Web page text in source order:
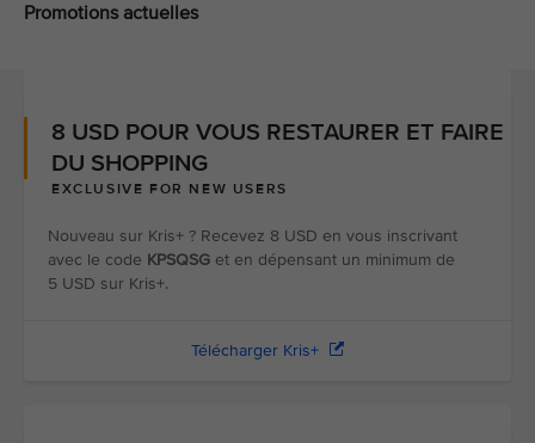
Promotions actuelles
8 USD POUR VOUS RESTAURER ET FAIRE
DU SHOPPING
EXCLUSIVE FOR NEW USERS
Nouveau sur Kris+ ? Recevez 8 USD en vous inscrivant
avec le code KPSQSG et en dépensant un minimum de
5 USD sur Kris+.
Télécharger Kris+